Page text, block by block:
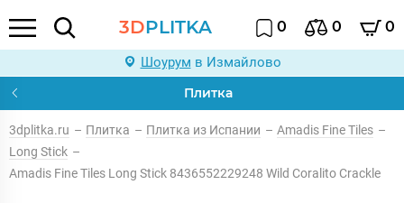
3DPLITKA 0 0 0
Шоурум в Измайлово
Плитка
3dplitka.ru – Плитка – Плитка из Испании – Amadis Fine Tiles –
Long Stick –
Amadis Fine Tiles Long Stick 8436552229248 Wild Coralito Crackle